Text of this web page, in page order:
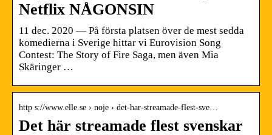
Netflix NÅGONSIN
11 dec. 2020 — På första platsen över de mest sedda
komedierna i Sverige hittar vi Eurovision Song
Contest: The Story of Fire Saga, men även Mia
Skäringer …
http s://www.elle.se › noje › det-har-streamade-flest-sve…
Det här streamade flest svenskar